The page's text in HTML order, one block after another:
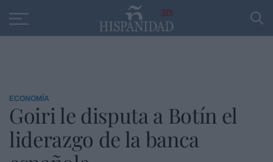
30
ECONOMÍA
Goiri le disputa a Botín el
liderazgo de la banca